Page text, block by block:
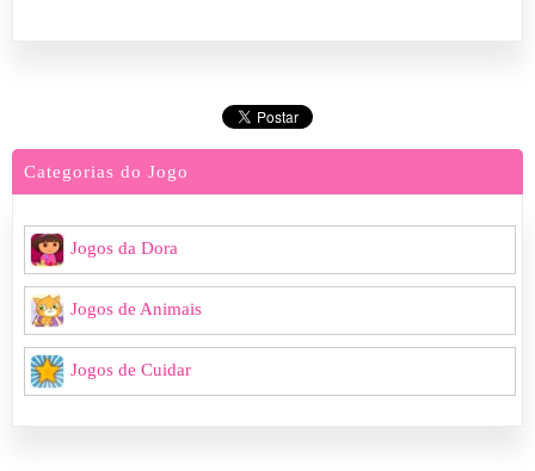
Categorias do Jogo
Jogos da Dora
Jogos de Animais
Jogos de Cuidar